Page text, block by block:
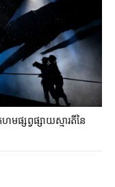
ផ្សព្វផ្សាយស្មារតីនៃ​